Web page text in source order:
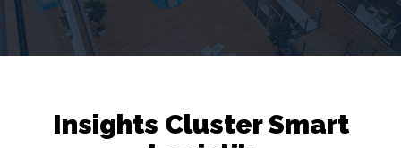
Insights Cluster Smart